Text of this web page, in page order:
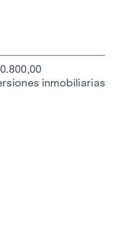
inmobiliarias